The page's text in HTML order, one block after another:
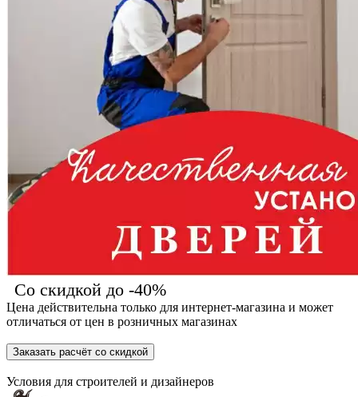
Со скидкой до -40%
Цена действительна только для интернет-магазина и может
отличаться от цен в розничных магазинах
Заказать расчёт со скидкой
Условия для строителей и дизайнеров